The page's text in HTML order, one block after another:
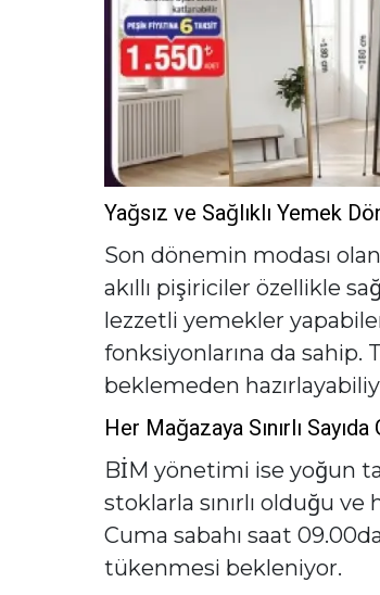
Yağsız ve Sağlıklı Yemek
Son dönemin modası
akıllı pişiriciler özellikle
lezzetli yemekler
fonksiyonlarına da sahip.
beklemeden
Her Mağazaya Sınırlı
BİM yönetimi ise yoğun
stoklarla sınırlı olduğu
Cuma sabahı saat
tükenmesi bekleniyor.